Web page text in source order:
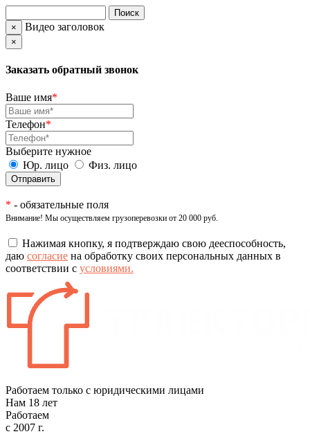
× Видео заголовок
×
Заказать обратный звонок
Ваше имя*
Телефон*
Выберите нужное
Юр. лицо
Физ. лицо
* - обязательные поля
Внимание! Мы осуществляем грузоперевозки от 20 000 руб.
Нажимая кнопку, я подтверждаю свою дееспособность,
даю согласие на обработку своих персональных данных в
соответствии с условиями.
Работаем только с юридическими лицами
Нам 18 лет
Работаем
с 2007 г.